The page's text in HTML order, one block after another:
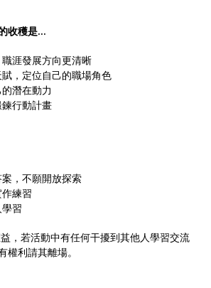
收穫是...
涯發展方向更清晰
，定位自己的職場角色
潛在動力
行動計畫
，不願開放探索
練習
習
，若活動中有任何干擾到其他人學習交流
權利請其離場。